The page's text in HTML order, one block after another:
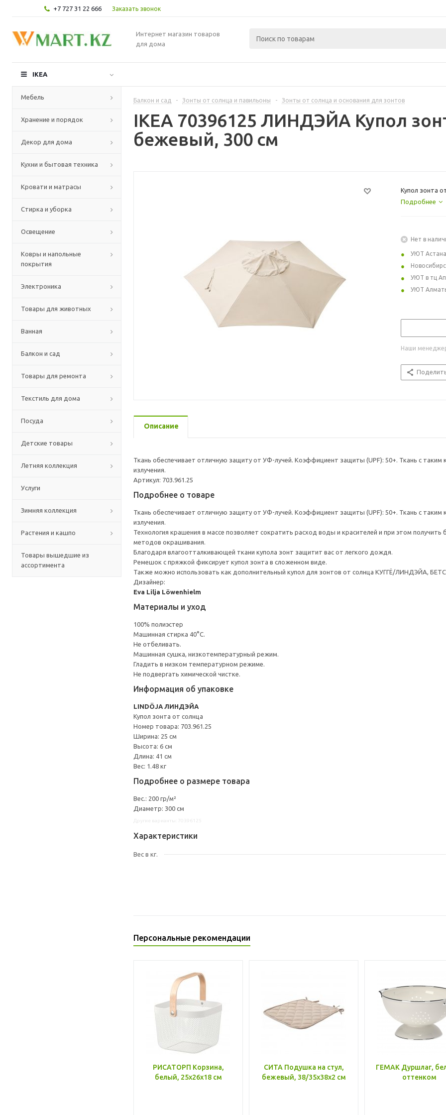
+7 727 31 22 666 Заказать звонок
Интернет магазин товаров
для дома
IKEA
Мебель
Хранение и порядок
Декор для дома
Кухни и бытовая техника
Кровати и матрасы
Стирка и уборка
Освещение
Ковры и напольные
покрытия
Электроника
Товары для животных
Ванная
Балкон и сад
Товары для ремонта
Текстиль для дома
Посуда
Детские товары
Летняя коллекция
Услуги
Зимняя коллекция
Растения и кашпо
Товары вышедшие из
ассортимента
Балкон и сад - Зонты от солнца и павильоны - Зонты от солнца и основания для зонтов
IKEA 70396125 ЛИНДЭЙА Купол
бежевый, 300 см
Купол зонта
Подробнее
Нет в
УЮТ Астана
УЮТ в тц
УЮТ
Наши
Описание
Ткань обеспечивает отличную защиту от УФ-лучей. Коэффициент защиты (UPF): 50+. Ткань с
излучения.
Артикул: 703.961.25
Подробнее о товаре
Ткань обеспечивает отличную защиту от УФ-лучей. Коэффициент защиты (UPF): 50+. Ткань с
излучения.
Технология крашения в массе позволяет сократить расход воды и красителей и при этом
методов окрашивания.
Благодаря влагоотталкивающей ткани купола зонт защитит вас от легкого дождя.
Ремешок с пряжкой фиксирует купол зонта в сложенном виде.
Также можно использовать как дополнительный купол для зонтов от солнца КУГГЁ/ЛИНДЭЙА,
Дизайнер:
Eva Lilja Löwenhielm
Материалы и уход
100% полиэстер
Машинная стирка 40°С.
Не отбеливать.
Машинная сушка, низкотемпературный режим.
Гладить в низком температурном режиме.
Не подвергать химической чистке.
Информация об упаковке
LINDÖJA ЛИНДЭЙА
Купол зонта от солнца
Номер товара: 703.961.25
Ширина: 25 см
Высота: 6 см
Длина: 41 см
Вес: 1.48 кг
Подробнее о размере товара
Вес.: 200 гр/м²
Диаметр: 300 см
Характеристики
Вес в кг.
Персональные рекомендации
РИСАТОРП Корзина,
белый, 25x26x18 см
СИТА Подушка на стул,
бежевый, 38/35x38x2 см
ГЕМАК Дуршлаг,
оттенком